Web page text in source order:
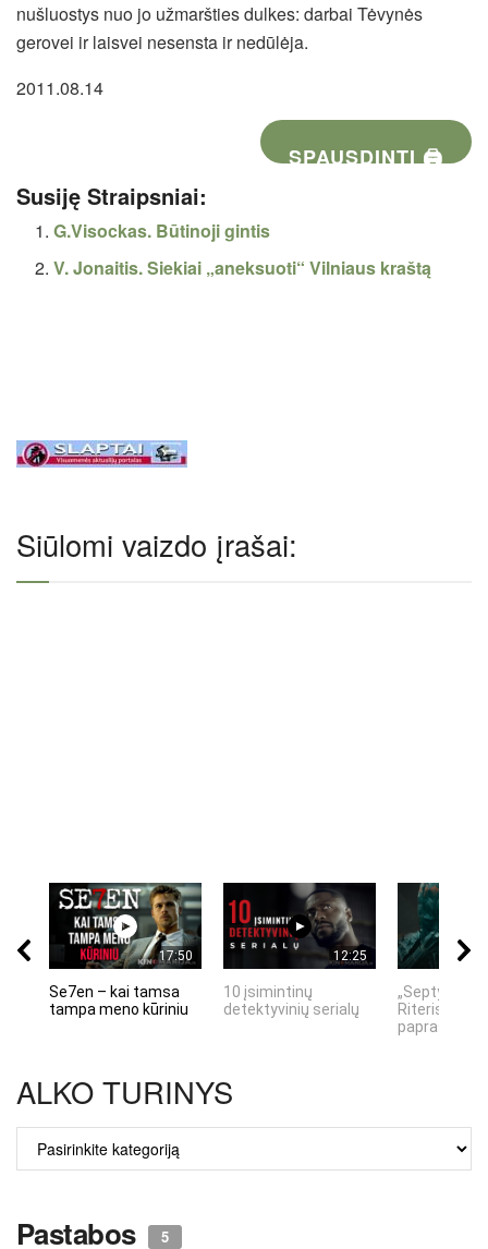
nušluostys nuo jo užmaršties dulkes: darbai Tėvynės
gerovei ir laisvei nesensta ir nedūlėja.
2011.08.14
SPAUSDINTI 🖨
Susiję Straipsniai:
G.Visockas. Būtinoji gintis
V. Jonaitis. Siekiai „aneksuoti“ Vilniaus kraštą
Siūlomi vaizdo įrašai:
17:50
Se7en – kai tamsa
tampa meno kūriniu
12:25
10 įsimintinų
detektyvinių serialų
„Septynių
Riteris" – kai
ALKO TURINYS
ALKO
TURINYS
Pastabos 5